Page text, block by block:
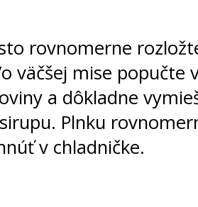
rovnomerne
väčšej mise popučte
a dôkladne
Plnku
v chladničke.